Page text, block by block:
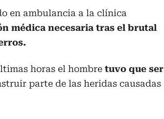
en ambulancia a la clínica
médica necesaria tras el brutal
horas el hombre tuvo que ser
parte de las heridas causadas